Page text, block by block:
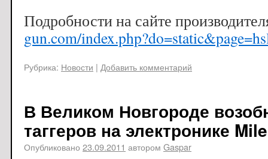
Подробности на сайте
gun.com/
Рубрика: Новости | Добавить комментарий
В Великом Новгороде
таггеров на электронике
Опубликовано 23.09.2011 автором Gaspar